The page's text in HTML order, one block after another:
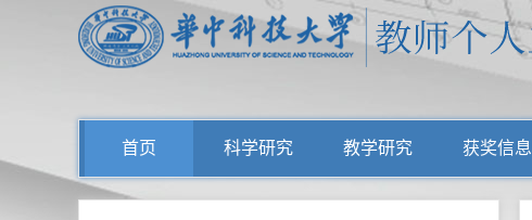
首页 科学研究 教学研究 获奖信息